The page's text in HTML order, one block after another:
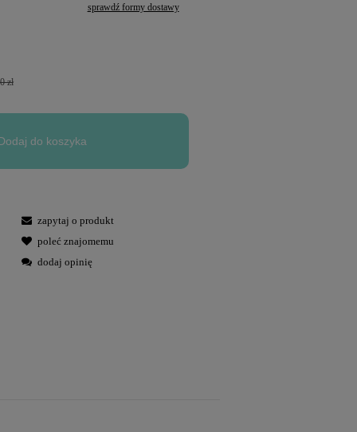
sprawdź formy dostawy
zł
do koszyka
zapytaj o produkt
poleć znajomemu
dodaj opinię